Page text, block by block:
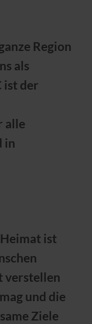
Region
als
ist der
alle
in
ist
verstellen
und die
Ziele